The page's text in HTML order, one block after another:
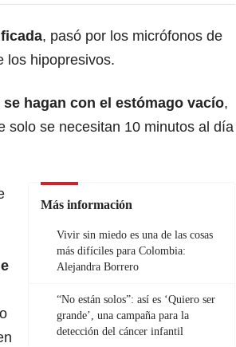
, pasó por los micrófonos de
los hipopresivos.
hagan con el estómago vacío,
solo se necesitan 10 minutos al día
Más información
Vivir sin miedo es una de las cosas
más difíciles para Colombia:
Alejandra Borrero
“No están solos”: así es ‘Quiero ser
grande’, una campaña para la
detección del cáncer infantil